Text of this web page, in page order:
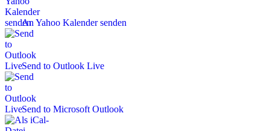
An Yahoo Kalender senden
Send to Outlook Live
Send to Microsoft Outlook